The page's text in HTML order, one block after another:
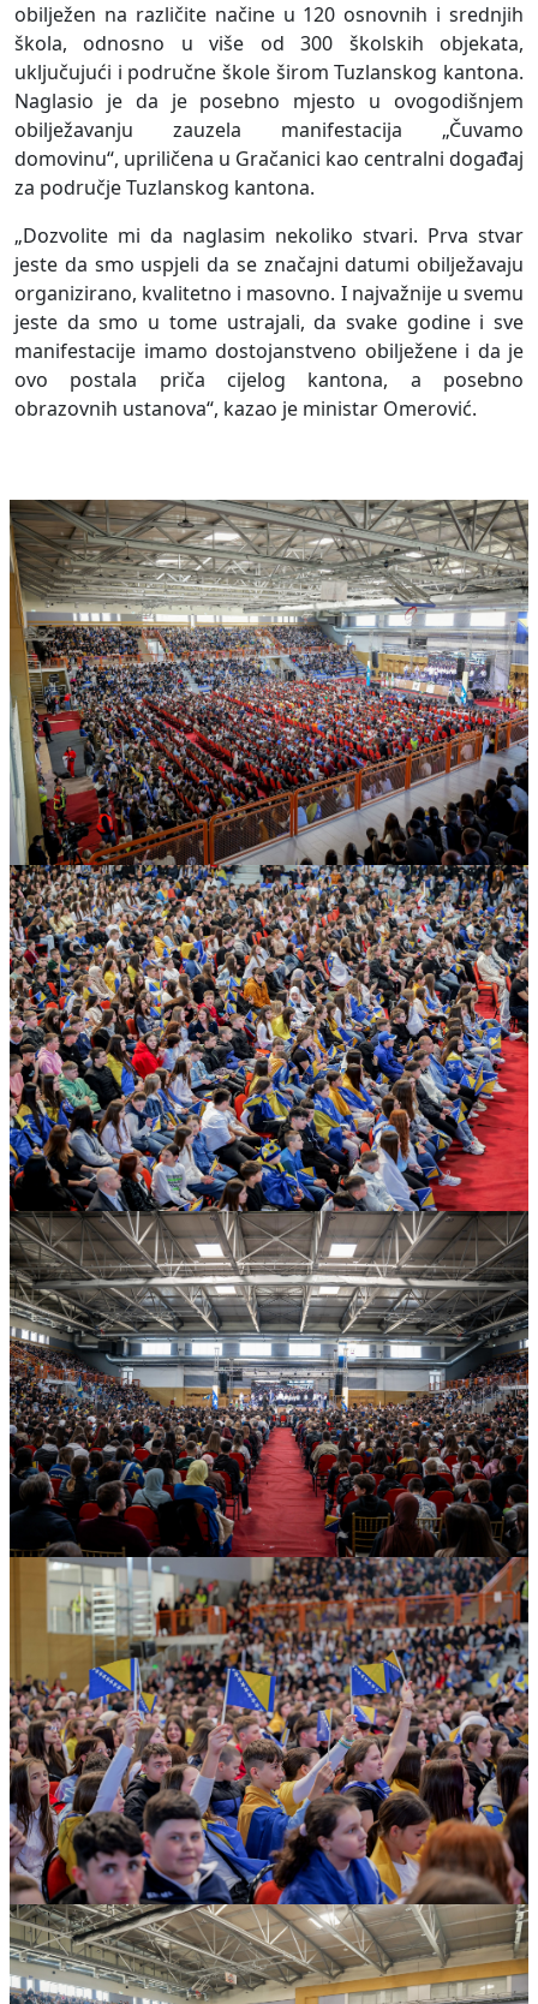
obilježen na različite načine u 120 osnovnih i srednjih
škola, odnosno u više od 300 školskih objekata,
uključujući i područne škole širom Tuzlanskog kantona.
Naglasio je da je posebno mjesto u ovogodišnjem
obilježavanju zauzela manifestacija „Čuvamo
domovinu“, upriličena u Gračanici kao centralni događaj
za područje Tuzlanskog kantona.
„Dozvolite mi da naglasim nekoliko stvari. Prva stvar
jeste da smo uspjeli da se značajni datumi obilježavaju
organizirano, kvalitetno i masovno. I najvažnije u svemu
jeste da smo u tome ustrajali, da svake godine i sve
manifestacije imamo dostojanstveno obilježene i da je
ovo postala priča cijelog kantona, a posebno
obrazovnih ustanova“, kazao je ministar Omerović.